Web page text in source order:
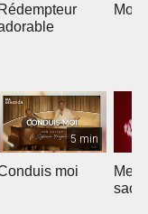
Rédempteur
Mon
5 min
moi